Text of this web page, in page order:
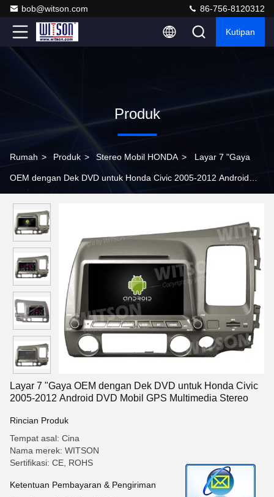
bob@witson.com 86-756-8120312
Kutipan
Produk
Rumah > Produk > Stereo Mobil HONDA > Layar 7 "Gaya
OEM dengan Dek DVD untuk Honda Civic 2005-2012 Android
Layar 7 "Gaya OEM dengan Dek DVD untuk Honda Civic
2005-2012 Android DVD Mobil GPS Multimedia Stereo
Rincian Produk
Tempat asal: Cina
Nama merek: WITSON
Sertifikasi: CE, ROHS
Ketentuan Pembayaran & Pengiriman